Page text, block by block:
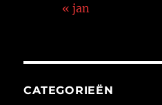
« jan
CATEGORIEËN